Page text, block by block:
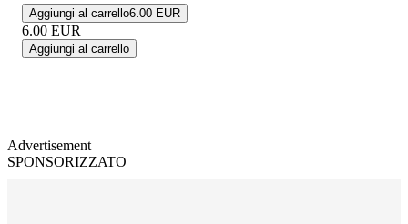
Aggiungi al carrello6.00 EUR
6.00 EUR
Aggiungi al carrello
Advertisement
SPONSORIZZATO